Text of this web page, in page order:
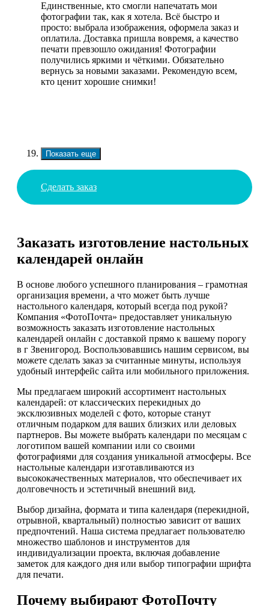
Единственные, кто смогли напечатать мои
фотографии так, как я хотела. Всё быстро и
просто: выбрала изображения, оформела заказ и
оплатила. Доставка пришла вовремя, а качество
печати превзошло ожидания! Фотографии
получились яркими и чёткими. Обязательно
вернусь за новыми заказами. Рекомендую всем,
кто ценит хорошие снимки!
Показать еще
Сделать заказ
Заказать изготовление настольных
календарей онлайн
В основе любого успешного планирования – грамотная
организация времени, а что может быть лучше
настольного календаря, который всегда под рукой?
Компания «ФотоПочта» предоставляет уникальную
возможность заказать изготовление настольных
календарей онлайн с доставкой прямо к вашему порогу
в г Звенигород. Воспользовавшись нашим сервисом, вы
можете сделать заказ за считанные минуты, используя
удобный интерфейс сайта или мобильного приложения.
Мы предлагаем широкий ассортимент настольных
календарей: от классических перекидных до
эксклюзивных моделей с фото, которые станут
отличным подарком для ваших близких или деловых
партнеров. Вы можете выбрать календари по месяцам с
логотипом вашей компании или со своими
фотографиями для создания уникальной атмосферы. Все
настольные календари изготавливаются из
высококачественных материалов, что обеспечивает их
долговечность и эстетичный внешний вид.
Выбор дизайна, формата и типа календаря (перекидной,
отрывной, квартальный) полностью зависит от ваших
предпочтений. Наша система предлагает пользователю
множество шаблонов и инструментов для
индивидуализации проекта, включая добавление
заметок для каждого дня или выбор типографии шрифта
для печати.
Почему выбирают ФотоПочту